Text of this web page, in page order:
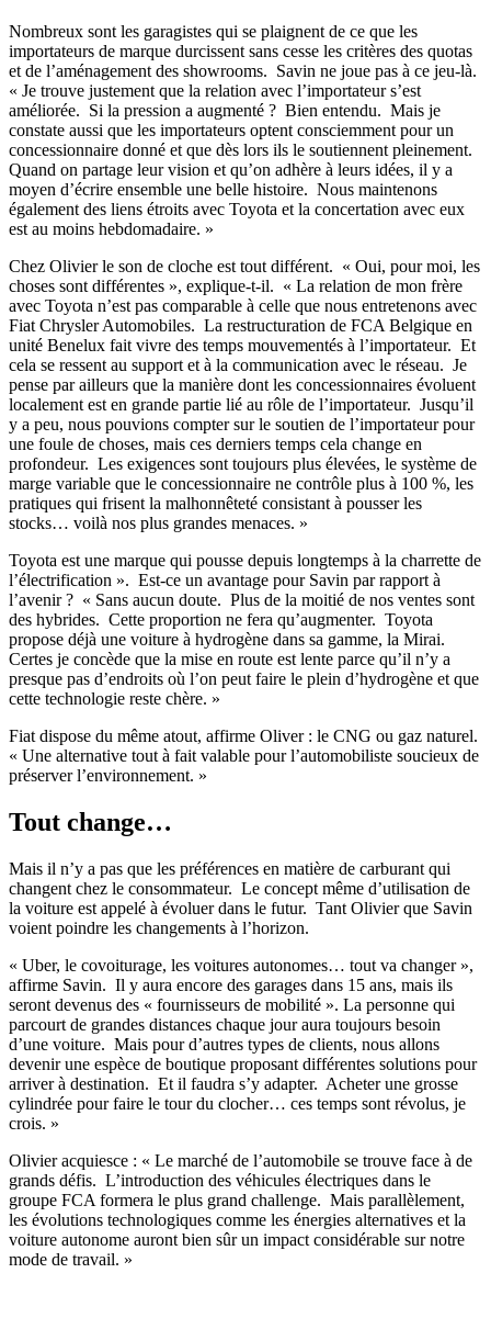
Nombreux sont les garagistes qui se plaignent de ce que les
importateurs de marque durcissent sans cesse les critères des quotas
et de l’aménagement des showrooms. Savin ne joue pas à ce jeu-là.
« Je trouve justement que la relation avec l’importateur s’est
améliorée. Si la pression a augmenté ? Bien entendu. Mais je
constate aussi que les importateurs optent consciemment pour un
concessionnaire donné et que dès lors ils le soutiennent pleinement.
Quand on partage leur vision et qu’on adhère à leurs idées, il y a
moyen d’écrire ensemble une belle histoire. Nous maintenons
également des liens étroits avec Toyota et la concertation avec eux
est au moins hebdomadaire. »
Chez Olivier le son de cloche est tout différent. « Oui, pour moi, les
choses sont différentes », explique-t-il. « La relation de mon frère
avec Toyota n’est pas comparable à celle que nous entretenons avec
Fiat Chrysler Automobiles. La restructuration de FCA Belgique en
unité Benelux fait vivre des temps mouvementés à l’importateur. Et
cela se ressent au support et à la communication avec le réseau. Je
pense par ailleurs que la manière dont les concessionnaires évoluent
localement est en grande partie lié au rôle de l’importateur. Jusqu’il
y a peu, nous pouvions compter sur le soutien de l’importateur pour
une foule de choses, mais ces derniers temps cela change en
profondeur. Les exigences sont toujours plus élevées, le système de
marge variable que le concessionnaire ne contrôle plus à 100 %, les
pratiques qui frisent la malhonnêteté consistant à pousser les
stocks… voilà nos plus grandes menaces. »
Toyota est une marque qui pousse depuis longtemps à la charrette de
l’électrification ». Est-ce un avantage pour Savin par rapport à
l’avenir ? « Sans aucun doute. Plus de la moitié de nos ventes sont
des hybrides. Cette proportion ne fera qu’augmenter. Toyota
propose déjà une voiture à hydrogène dans sa gamme, la Mirai.
Certes je concède que la mise en route est lente parce qu’il n’y a
presque pas d’endroits où l’on peut faire le plein d’hydrogène et que
cette technologie reste chère. »
Fiat dispose du même atout, affirme Oliver : le CNG ou gaz naturel.
« Une alternative tout à fait valable pour l’automobiliste soucieux de
préserver l’environnement. »
Tout change…
Mais il n’y a pas que les préférences en matière de carburant qui
changent chez le consommateur. Le concept même d’utilisation de
la voiture est appelé à évoluer dans le futur. Tant Olivier que Savin
voient poindre les changements à l’horizon.
« Uber, le covoiturage, les voitures autonomes… tout va changer »,
affirme Savin. Il y aura encore des garages dans 15 ans, mais ils
seront devenus des « fournisseurs de mobilité ». La personne qui
parcourt de grandes distances chaque jour aura toujours besoin
d’une voiture. Mais pour d’autres types de clients, nous allons
devenir une espèce de boutique proposant différentes solutions pour
arriver à destination. Et il faudra s’y adapter. Acheter une grosse
cylindrée pour faire le tour du clocher… ces temps sont révolus, je
crois. »
Olivier acquiesce : « Le marché de l’automobile se trouve face à de
grands défis. L’introduction des véhicules électriques dans le
groupe FCA formera le plus grand challenge. Mais parallèlement,
les évolutions technologiques comme les énergies alternatives et la
voiture autonome auront bien sûr un impact considérable sur notre
mode de travail. »